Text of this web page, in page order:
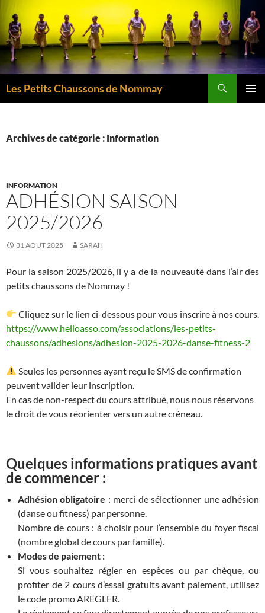
contenu
Les Petits Chaussons de Nommay
Archives de catégorie : Information
INFORMATION
ADHÉSION SAISON
2025/2026
31 AOÛT 2025 SARAH
Pour la saison 2025/2026, il y a de la nouveauté dans l’air des
petits chaussons de Nommay !
Cliquez sur le lien ci-dessous pour vous inscrire à nos cours.
https://www.helloasso.com/associations/les-petits-
chaussons/adhesions/adhesion-2025-2026-danse-fitness-2
Seules les personnes ayant reçu le SMS de confirmation
peuvent valider leur inscription.
En cas de non-respect du cours attribué, nous nous réservons
le droit de vous réorienter vers un autre créneau.
Quelques informations pratiques avant
de commencer :
Adhésion obligatoire : merci de sélectionner une adhésion
(danse ou fitness) par personne.
Nombre de cours : à choisir pour l’ensemble du foyer fiscal
(nombre global de cours par famille).
Modes de paiement :
Si vous souhaitez régler en espèces ou par chèque, ou
profiter de 2 cours d’essai gratuits avant paiement, utilisez
le code promo AREGLER.